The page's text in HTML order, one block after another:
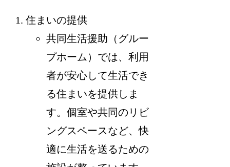
住まいの提供
共同生活援助（グルー
プホーム）では、利用
者が安心して生活でき
る住まいを提供しま
す。個室や共同のリビ
ングスペースなど、快
適に生活を送るための